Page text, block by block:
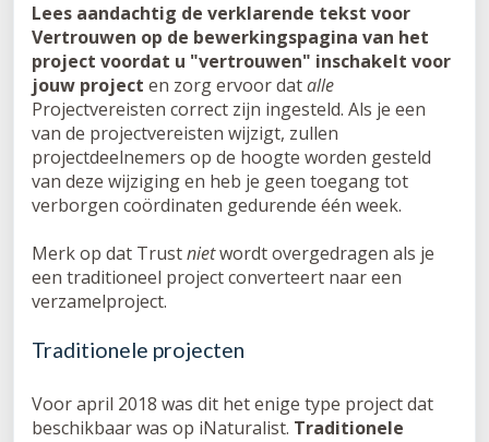
Lees aandachtig de verklarende tekst voor
Vertrouwen op de bewerkingspagina van het
project voordat u "vertrouwen" inschakelt voor
jouw project en zorg ervoor datalle
Projectvereisten correct zijn ingesteld. Als je een
van de projectvereisten wijzigt, zullen
projectdeelnemers op de hoogte worden gesteld
van deze wijziging en heb je geen toegang tot
verborgen coördinaten gedurende één week.
Merk op dat Trustnietwordt overgedragen als je
een traditioneel project converteert naar een
verzamelproject.
Traditionele projecten
Voor april 2018 was dit het enige type project dat
beschikbaar was op iNaturalist. Traditionele